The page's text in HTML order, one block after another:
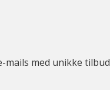
mails med unikke